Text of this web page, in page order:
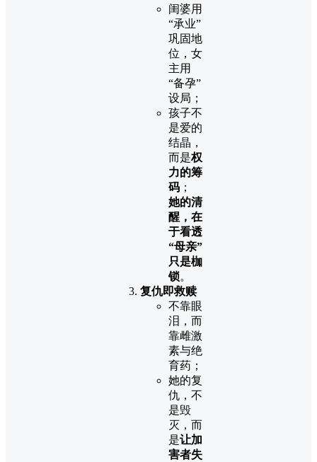
闺婆用
“承业”
巩固地
位，女
主用
“备孕”
设局；
孩子不
是爱的
结晶，
而是权
力的筹
码 ；
她的清
醒，在
于看透
“母亲”
只是枷
锁。
复仇即救赎
不靠眼
泪，而
靠雌激
素与绝
育药；
她的复
仇，不
是毁
灭，而
是让加
害者失